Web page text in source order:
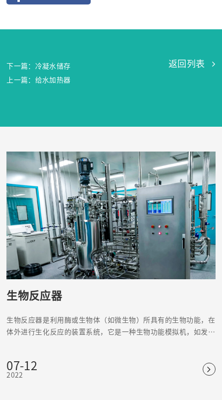
下一篇：冷凝水储存
上一篇：给水加热器
返回列表
生物反应器
生物反应器是利用酶或生物体（如微生物）所具有的生物功能，在
体外进行生化反应的装置系统，它是一种生物功能模拟机，如发酵
07-12
2022